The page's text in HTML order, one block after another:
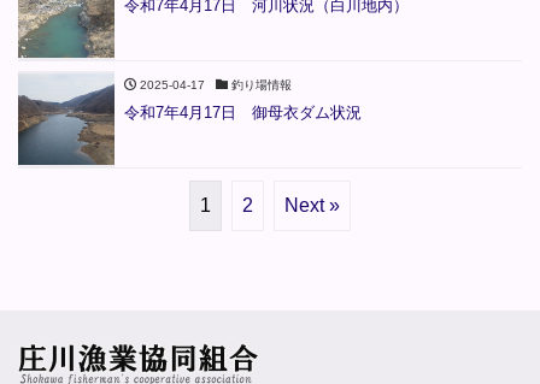
令和7年4月17日 河川状況（白川地内）
2025-04-17 釣り場情報
令和7年4月17日 御母衣ダム状況
1 2 Next »